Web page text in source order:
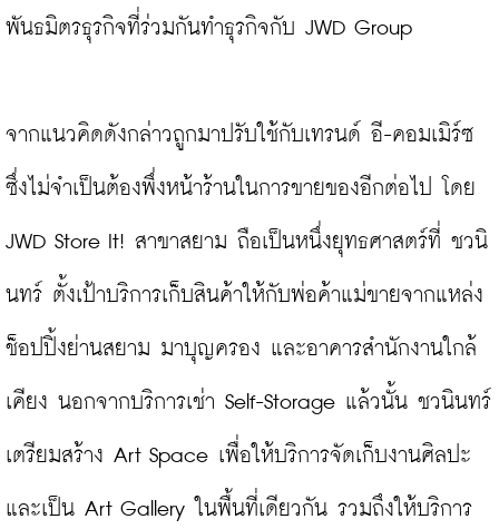
พันธมิตรธุรกิจที่ร่วมกันทำธุรกิจกับ JWD Group
จากแนวคิดดังกล่าวถูกมาปรับใช้กับเทรนด์ อี-คอมเมิร์ซ
ซึ่งไม่จำเป็นต้องพึ่งหน้าร้านในการขายของอีกต่อไป โดย
JWD Store It! สาขาสยาม ถือเป็นหนึ่งยุทธศาสตร์ที่ ชวนิ
นทร์ ตั้งเป้าบริการเก็บสินค้าให้กับพ่อค้าแม่ขายจากแหล่ง
ช็อปปิ้งย่านสยาม มาบุญครอง และอาคารสำนักงานใกล้
เคียง นอกจากบริการเช่า Self-Storage แล้วนั้น ชวนินทร์
เตรียมสร้าง Art Space เพื่อให้บริการจัดเก็บงานศิลปะ
และเป็น Art Gallery ในพื้นที่เดียวกัน รวมถึงให้บริการ